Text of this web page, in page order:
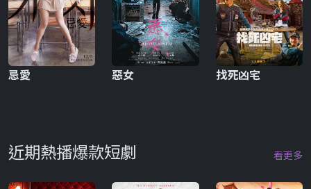
忌愛 惡女 找死凶宅
近期熱播爆款短劇 看更多